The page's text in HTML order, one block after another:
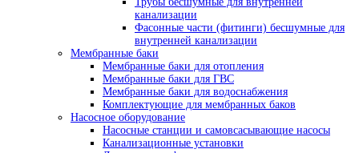
канализации
Фасонные части (фитинги) бесшумные для
внутренней канализации
Мембранные баки
Мембранные баки для отопления
Мембранные баки для ГВС
Мембранные баки для водоснабжения
Комплектующие для мембранных баков
Насосное оборудование
Насосные станции и самовсасывающие насосы
Канализационные установки